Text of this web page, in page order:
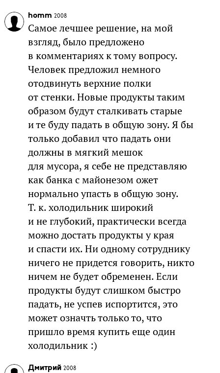
homm 2008
Самое лeчшее решение, на мой
взгляд, было предложено
в комментариях к тому вопросу.
Человек предложил немного
отодвинуть верхние полки
от стенки. Новые продукты таким
образом будут сталкивать старые
и те буду падать в общую зону. Я бы
только добавил что падать они
должны в мягкий мешок
для мусора, я себе не представляю
как банка с майонезом ожет
нормально упасть в общую зону.
Т. к. холодильник широкий
и не глубокий, практически всегда
можно достать продукты у края
и спасти их. Ни одному сотруднику
ничего не придется говорить, никто
ничем не будет обременен. Если
продукты будут слишком быстро
падать, не успев испортится, это
может означть только то, что
пришло время купить еще один
холодильник :)
Дмитрий 2008